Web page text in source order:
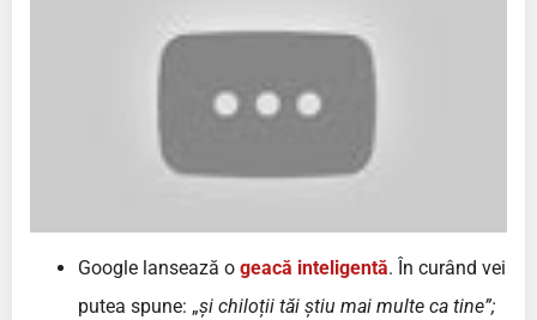
Google lansează o geacă inteligentă. În curând vei
putea spune: „și chiloții tăi știu mai multe ca tine”;